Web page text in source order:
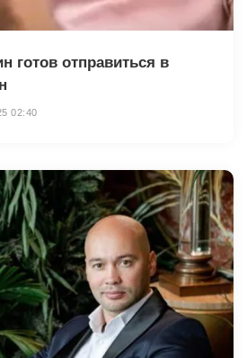
готов отправиться в
02:40